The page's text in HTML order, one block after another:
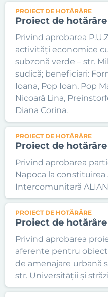
PROIECT DE HOTĂRÂRE
Proiect de
Privind aprobarea
activități economice
subzonă verde – str.
sudică; beneficiari:
Ioana, Pop Ioan, Pop
Nicoară Lina,
Diana Corina.
PROIECT DE HOTĂRÂRE
Proiect de hotărâre
Privind aprobarea
Napoca la
Intercomunitară
PROIECT DE HOTĂRÂRE
Proiect de hotărâre
Privind aprobarea
aferente pentru
de amenajare urbană
str. Universității și